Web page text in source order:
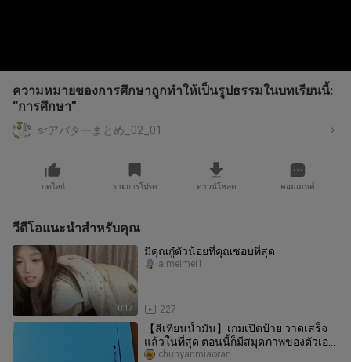
ความหมายของการศึกษาถูกทำให้เป็นรูปธรรมในบทเรียนนี้:
“การศึกษา”
srアバターまとめ_02_01
กดไลก์ รายการโปรด ดาวน์โหลด คอมเมนต์
วีดีโอแนะนำสำหรับคุณ
0:47
มีคุณกู๋ตัวน้อยที่คุณชอบที่สุด
227
aimeimei1
【สีเทียนน้ำมัน】เกมเปิดป้าย วาดเสร็จ
แล้วในที่สุด ตอนนี้ก็มีสมุดภาพของตัวเอง
สักทีchunyanmiaoran